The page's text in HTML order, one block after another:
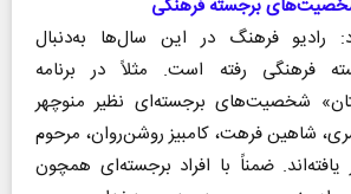
شخصیت‌های برجسته فرهنگی
رادیو فرهنگ در این سال‌ها به‌دنبال
فرهنگی رفته است. مثلاً در برنامه
شخصیت‌های برجسته‌ای نظیر منوچهر
شاهین فرهت، کامبیز روشن‌روان، مرحوم
ضمناً با افراد برجسته‌ای همچون